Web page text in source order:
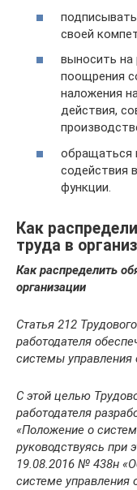
своей
выносить на
поощрения
наложения
действия,
обращаться
содействия
функции.
Как
труда в
Как распределить
организации
Статья 212
работодателя
системы управления
С этой целью
работодателя
«Положение о
руководствуясь при
19.08.2016 № 438н
системе управления